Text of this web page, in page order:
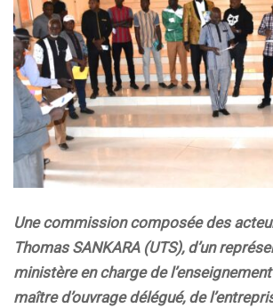
Une commission composée des
Thomas SANKARA (UTS), d’un
ministère en charge de
maître d’ouvrage délégué, de